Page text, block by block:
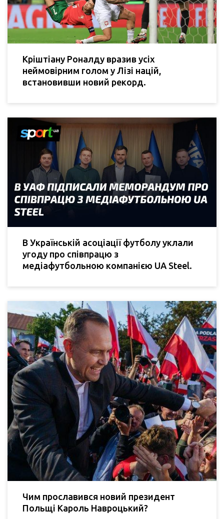
Кріштіану Роналду вразив усіх
неймовірним голом у Лізі націй,
встановивши новий рекорд.
В Українській асоціації футболу уклали
угоду про співпрацю з
медіафутбольною компанією UA Steel.
Чим прославився новий президент
Польщі Кароль Навроцький?